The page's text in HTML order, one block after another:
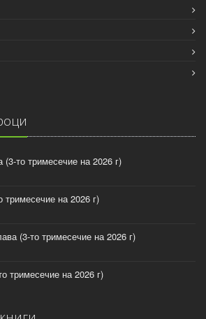
то тримесечие на 2026 г)
тримесечие на 2026 г)
(3-то тримесечие на 2026 г)
тримесечие на 2026 г)